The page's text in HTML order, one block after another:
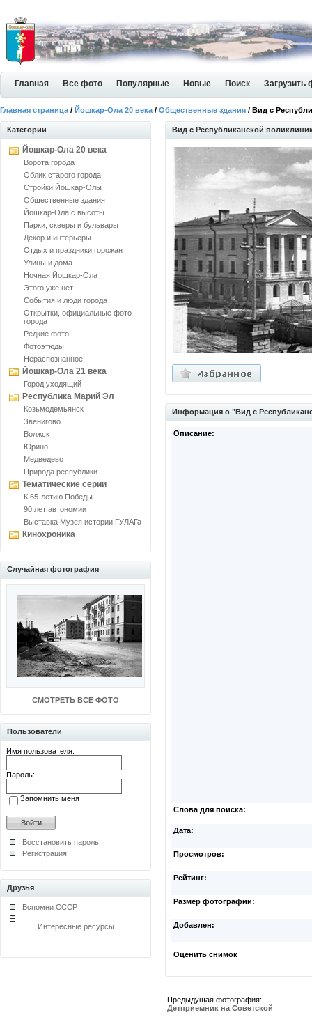
Главная Все фото Популярные Новые Поиск Загрузить
Главная страница / Йошкар-Ола 20 века / Общественные здания / Вид с
Категории
Йошкар-Ола 20 века
Ворота города
Облик старого города
Стройки Йошкар-Олы
Общественные здания
Йошкар-Ола с высоты
Парки, скверы и бульвары
Декор и интерьеры
Отдых и праздники горожан
Улицы и дома
Ночная Йошкар-Ола
Этого уже нет
События и люди города
Открытки, официальные фото
города
Редкие фото
Фотоэтюды
Нераспознанное
Йошкар-Ола 21 века
Город уходящий
Республика Марий Эл
Козьмодемьянск
Звенигово
Волжск
Юрино
Медведево
Природа республики
Тематические серии
К 65-летию Победы
90 лет автономии
Выставка Музея истории ГУЛАГа
Кинохроника
Случайная фотография
СМОТРЕТЬ ВСЕ ФОТО
Пользователи
Имя пользователя:
Пароль:
Запомнить меня
Восстановить пароль
Регистрация
Друзья
Вспомни СССР
Интересные ресурсы
Вид с Республиканской
Информация о "Вид с
Описание:
Слова для поиска:
Дата:
Просмотров:
Рейтинг:
Размер фотографии:
Добавлен:
Оценить снимок
Предыдущая фотография:
Детприемник на Советской